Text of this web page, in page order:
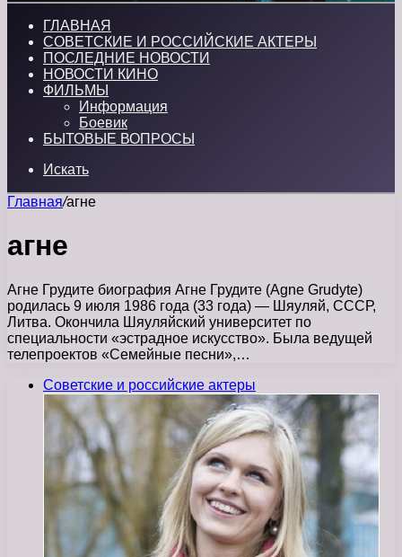
ГЛАВНАЯ
СОВЕТСКИЕ И РОССИЙСКИЕ АКТЕРЫ
ПОСЛЕДНИЕ НОВОСТИ
НОВОСТИ КИНО
ФИЛЬМЫ
Информация
Боевик
БЫТОВЫЕ ВОПРОСЫ
Искать
Главная/агне
агне
Агне Грудите биография Агне Грудите (Agne Grudyte)
родилась 9 июля 1986 года (33 года) — Шяуляй, СССР,
Литва. Окончила Шяуляйский университет по
специальности «эстрадное искусство». Была ведущей
телепроектов «Семейные песни»,…
Советские и российские актеры